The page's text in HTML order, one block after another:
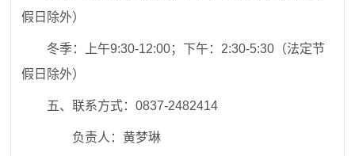
假日除外）
冬季：上午9:30-12:00； 下午： 2:30-5:30（法定节
假日除外）
五、联系方式：0837-2482414
负责人：黄梦琳